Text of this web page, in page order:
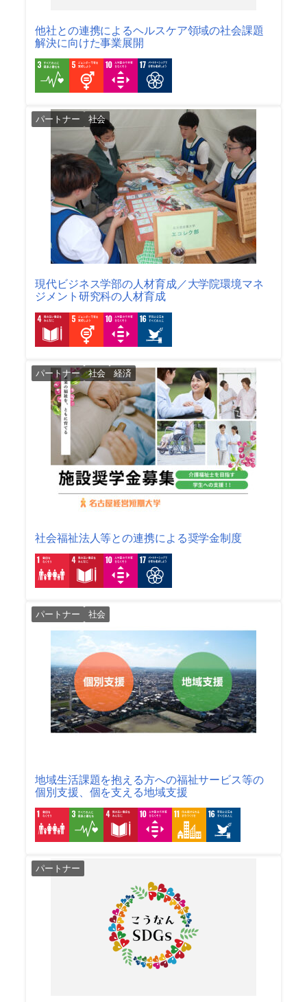
他社との連携によるヘルスケア領域の社会課題
解決に向けた事業展開
パートナー 社会
現代ビジネス学部の人材育成／大学院環境マネ
ジメント研究科の人材育成
パートナー 社会 経済
社会福祉法人等との連携による奨学金制度
パートナー 社会
地域生活課題を抱える方への福祉サービス等の
個別支援、個を支える地域支援
パートナー